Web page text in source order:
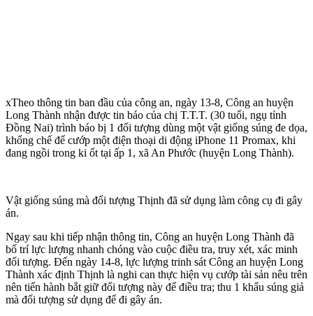
xTheo thông tin ban đầu của công an, ngày 13-8, Công an huyện
Long Thành nhận được tin báo của chị T.T.T. (30 tuổi, ngụ tỉnh
Đồng Nai) trình báo bị 1 đối tượng dùng một vật giống súng đe dọa,
khống chế để cướp một điện thoại di động iPhone 11 Promax, khi
đang ngồi trong ki ốt tại ấp 1, xã An Phước (huyện Long Thành).
Vật giống súng mà đối tượng Thịnh đã sử dụng làm công cụ đi gây
án.
Ngay sau khi tiếp nhận thông tin, Công an huyện Long Thành đã
bố trí lực lượng nhanh chóng vào cuộc điều tra, truy xét, xác minh
đối tượng. Đến ngày 14-8, lực lượng trinh sát Công an huyện Long
Thành xác định Thịnh là nghi can thực hiện vụ cướp tài sản nêu trên
nên tiến hành bắt giữ đối tượng này để điều tra; thu 1 khẩu súng giả
mà đối tượng sử dụng để đi gây án.